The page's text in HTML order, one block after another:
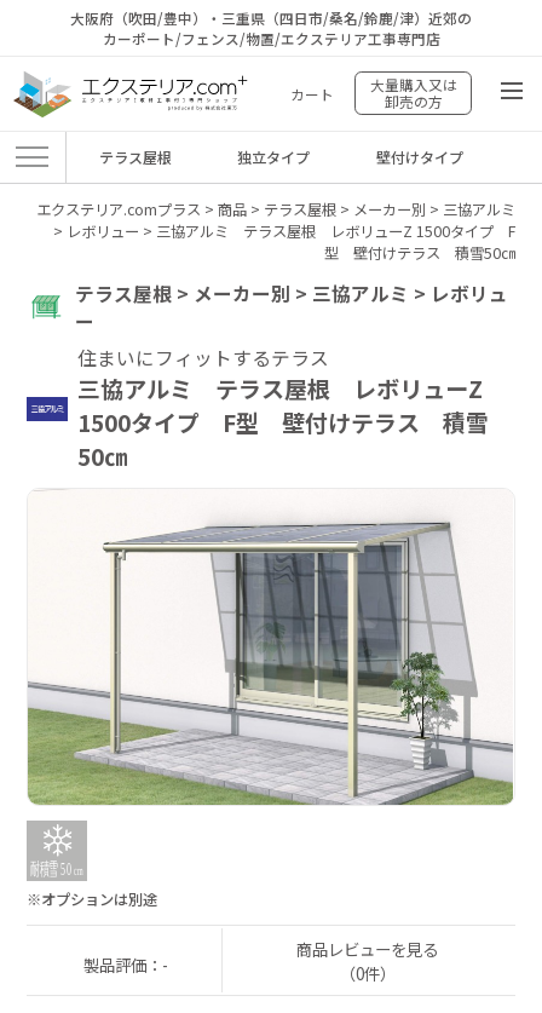
大阪府（吹田/豊中）・三重県（四日市/桑名/鈴鹿/津）近郊の
カーポート/フェンス/物置/エクステリア工事専門店
カート
大量購入又は
卸売の方
テラス屋根 独立タイプ 壁付けタイプ
エクステリア.comプラス > 商品> テラス屋根> メーカー別 > 三協アルミ
> レボリュー > 三協アルミ テラス屋根 レボリューZ 1500タイプ F
型 壁付けテラス 積雪50㎝
テラス屋根 > メーカー別 > 三協アルミ > レボリュ
ー
住まいにフィットするテラス
三協アルミ テラス屋根 レボリューZ
1500タイプ F型 壁付けテラス 積雪
50㎝
※オプションは別途
製品評価：-
商品レビューを見る
（0件）